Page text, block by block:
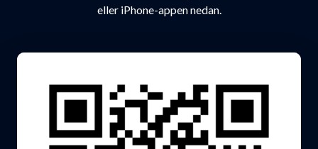
eller iPhone-appen nedan.